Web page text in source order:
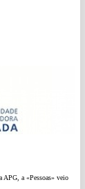
APG, a «Pessoas» veio